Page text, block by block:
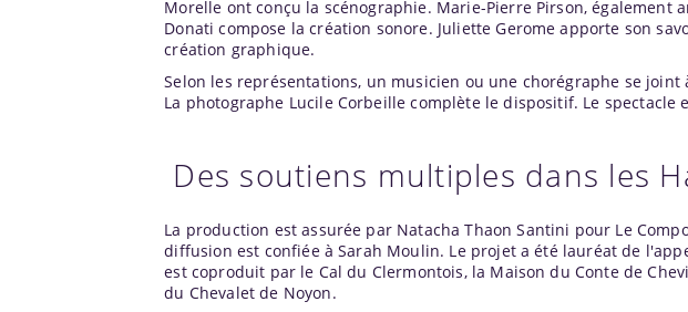
Morelle ont conçu la scénographie. Marie-Pierre Pirson,
Donati compose la création sonore. Juliette Gerome apporte son
création graphique.
Selon les représentations, un musicien ou une chorégraphe se
La photographe Lucile Corbeille complète le dispositif. Le spectacle
Des soutiens multiples dans les
La production est assurée par Natacha Thaon Santini pour Le
diffusion est confiée à Sarah Moulin. Le projet a été lauréat de
est coproduit par le Cal du Clermontois, la Maison du Conte de
du Chevalet de Noyon.